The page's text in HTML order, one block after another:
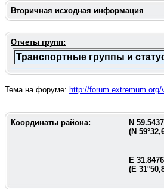
Вторичная исходная информация
Отчеты групп:
Транспортные группы и
Тема на форуме: http://
Координаты района: N
(N
E
(E